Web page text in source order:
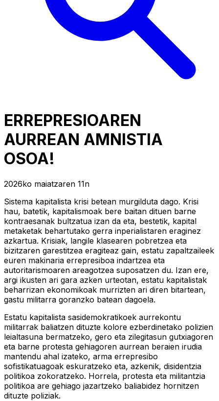
ERREPRESIOAREN
AURREAN AMNISTIA
OSOA!
2026ko maiatzaren 11n
Sistema kapitalista krisi betean murgilduta dago. Krisi
hau, batetik, kapitalismoak bere baitan dituen barne
kontraesanak bultzatua izan da eta, bestetik, kapital
metaketak behartutako gerra inperialistaren eraginez
azkartua. Krisiak, langile klasearen pobretzea eta
bizitzaren garestitzea eragiteaz gain, estatu zapaltzaileek
euren makinaria errepresiboa indartzea eta
autoritarismoaren areagotzea suposatzen du. Izan ere,
argi ikusten ari gara azken urteotan, estatu kapitalistak
beharrizan ekonomikoak murrizten ari diren bitartean,
gastu militarra goranzko batean dagoela.
Estatu kapitalista sasidemokratikoek aurrekontu
militarrak baliatzen dituzte kolore ezberdinetako polizien
leialtasuna bermatzeko, gero eta zilegitasun gutxiagoren
eta barne protesta gehiagoren aurrean beraien irudia
mantendu ahal izateko, arma errepresibo
sofistikatuagoak eskuratzeko eta, azkenik, disidentzia
politikoa zokoratzeko. Horrela, protesta eta militantzia
politikoa are gehiago jazartzeko baliabidez hornitzen
dituzte poliziak.